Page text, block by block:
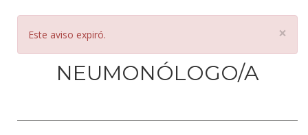
×
Este aviso expiró.
NEUMONÓLOGO/A